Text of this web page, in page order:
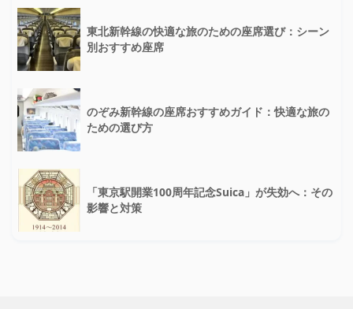
東北新幹線の快適な旅のための座席選び：シーン
別おすすめ座席
のぞみ新幹線の座席おすすめガイド：快適な旅の
ための選び方
「東京駅開業100周年記念Suica」が失効へ：その
影響と対策